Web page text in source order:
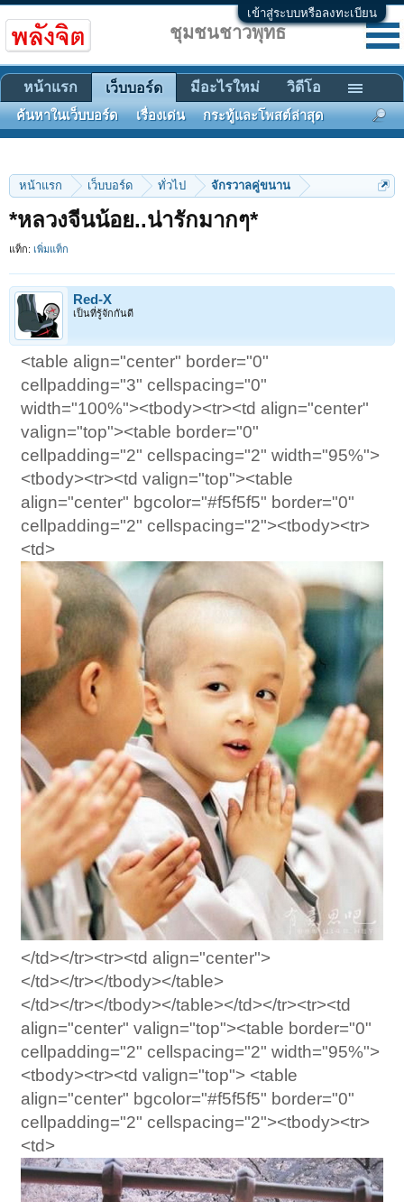
เข้าสู่ระบบหรือลงทะเบียน
หน้าแรก เว็บบอร์ด ทั่วไป จักรวาลคู่ขนาน
*หลวงจีนน้อย..น่ารักมากๆ*
แท็ก: เพิ่มแท็ก
Red-X
เป็นที่รู้จักกันดี
<table align="center" border="0"
cellpadding="3" cellspacing="0"
width="100%"><tbody><tr><td align="center"
valign="top"><table border="0"
cellpadding="2" cellspacing="2" width="95%">
<tbody><tr><td valign="top"><table
align="center" bgcolor="#f5f5f5" border="0"
cellpadding="2" cellspacing="2"><tbody><tr>
<td>
</td></tr><tr><td align="center">
</td></tr></tbody></table>
</td></tr></tbody></table></td></tr><tr><td
align="center" valign="top"><table border="0"
cellpadding="2" cellspacing="2" width="95%">
<tbody><tr><td valign="top"> <table
align="center" bgcolor="#f5f5f5" border="0"
cellpadding="2" cellspacing="2"><tbody><tr>
<td>
ชุมชนชาวพุทธ
หน้าแรก เว็บบอร์ด
ค้นหาในเว็บบอร์ด เรื่องเด่น กระทู้และโพสต์ล่าสุด
มีอะไรใหม่ วิดีโอ